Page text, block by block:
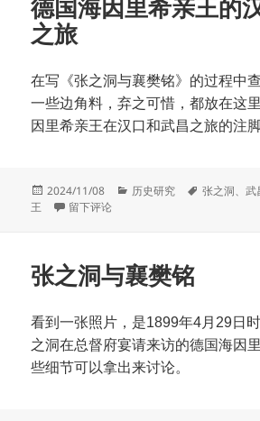
德国海因里希亲王的
之旅
在写《张之洞与襄樊铭》的过程中
一些边角料，弃之可惜，都放在这
因里希亲王在汉口和武昌之旅的注脚
发
布
2024/11/08
分
历史研究
标
张之洞、武
王
于德国海因里希亲王的汉口和武昌之旅
留下评论
张之洞与襄樊铭
看到一张照片，是1899年4月29日
之洞在总督府宴请来访的德国海因
些细节可以拿出来讨论。